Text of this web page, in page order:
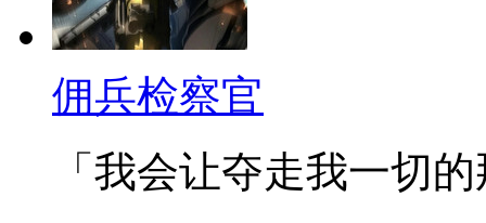
佣兵检察官
「我会让夺走我一切